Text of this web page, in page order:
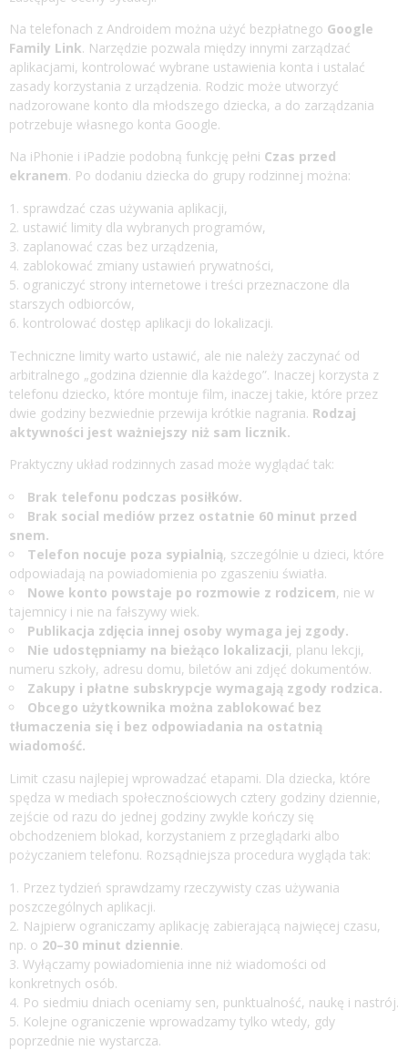
Na telefonach z Androidem można użyć bezpłatnego Google
Family Link. Narzędzie pozwala między innymi zarządzać
aplikacjami, kontrolować wybrane ustawienia konta i ustalać
zasady korzystania z urządzenia. Rodzic może utworzyć
nadzorowane konto dla młodszego dziecka, a do zarządzania
potrzebuje własnego konta Google.
Na iPhonie i iPadzie podobną funkcję pełni Czas przed
ekranem. Po dodaniu dziecka do grupy rodzinnej można:
sprawdzać czas używania aplikacji,
ustawić limity dla wybranych programów,
zaplanować czas bez urządzenia,
zablokować zmiany ustawień prywatności,
ograniczyć strony internetowe i treści przeznaczone dla
starszych odbiorców,
kontrolować dostęp aplikacji do lokalizacji.
Techniczne limity warto ustawić, ale nie należy zaczynać od
arbitralnego „godzina dziennie dla każdego”. Inaczej korzysta z
telefonu dziecko, które montuje film, inaczej takie, które przez
dwie godziny bezwiednie przewija krótkie nagrania. Rodzaj
aktywności jest ważniejszy niż sam licznik.
Praktyczny układ rodzinnych zasad może wyglądać tak:
Brak telefonu podczas posiłków.
Brak social mediów przez ostatnie 60 minut przed
snem.
Telefon nocuje poza sypialnią, szczególnie u dzieci, które
odpowiadają na powiadomienia po zgaszeniu światła.
Nowe konto powstaje po rozmowie z rodzicem, nie w
tajemnicy i nie na fałszywy wiek.
Publikacja zdjęcia innej osoby wymaga jej zgody.
Nie udostępniamy na bieżąco lokalizacji, planu lekcji,
numeru szkoły, adresu domu, biletów ani zdjęć dokumentów.
Zakupy i płatne subskrypcje wymagają zgody rodzica.
Obcego użytkownika można zablokować bez
tłumaczenia się i bez odpowiadania na ostatnią
wiadomość.
Limit czasu najlepiej wprowadzać etapami. Dla dziecka, które
spędza w mediach społecznościowych cztery godziny dziennie,
zejście od razu do jednej godziny zwykle kończy się
obchodzeniem blokad, korzystaniem z przeglądarki albo
pożyczaniem telefonu. Rozsądniejsza procedura wygląda tak:
Przez tydzień sprawdzamy rzeczywisty czas używania
poszczególnych aplikacji.
Najpierw ograniczamy aplikację zabierającą najwięcej czasu,
np. o 20–30 minut dziennie.
Wyłączamy powiadomienia inne niż wiadomości od
konkretnych osób.
Po siedmiu dniach oceniamy sen, punktualność, naukę i nastrój.
Kolejne ograniczenie wprowadzamy tylko wtedy, gdy
poprzednie nie wystarcza.